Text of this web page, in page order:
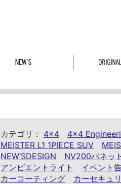
カテゴリ： 4x4 4x4
MEISTER L1 1PIECE SUV
NEW‘SDESIGN
NV200バネット
アンビエントライト
イベント
カーコーティング
カーセキュ